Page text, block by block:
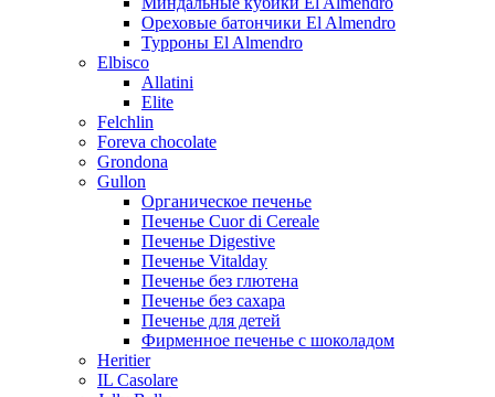
Ореховые батончики El Almendro
Турроны El Almendro
Elbisco
Allatini
Elite
Felchlin
Foreva chocolate
Grondona
Gullon
Органическое печенье
Печенье Cuor di Cereale
Печенье Digestive
Печенье Vitalday
Печенье без глютена
Печенье без сахара
Печенье для детей
Фирменное печенье с шоколадом
Heritier
IL Casolare